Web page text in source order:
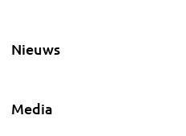
Nieuws
Media